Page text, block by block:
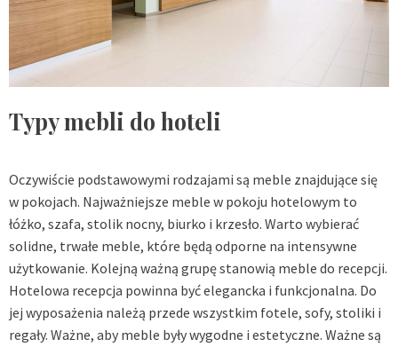
Typy mebli do hoteli
Oczywiście podstawowymi rodzajami są meble znajdujące się
w pokojach. Najważniejsze meble w pokoju hotelowym to
łóżko, szafa, stolik nocny, biurko i krzesło. Warto wybierać
solidne, trwałe meble, które będą odporne na intensywne
użytkowanie. Kolejną ważną grupę stanowią meble do recepcji.
Hotelowa recepcja powinna być elegancka i funkcjonalna. Do
jej wyposażenia należą przede wszystkim fotele, sofy, stoliki i
regały. Ważne, aby meble były wygodne i estetyczne. Ważne są